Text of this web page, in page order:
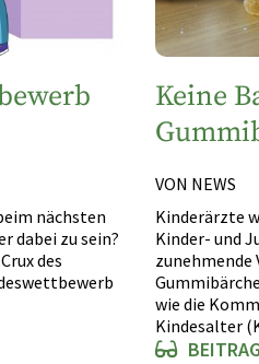
nächsten
dabei zu sein?
des
Keine
VON NEWS
Kinderärzte
Kinder- und
wie die
Kindesalter